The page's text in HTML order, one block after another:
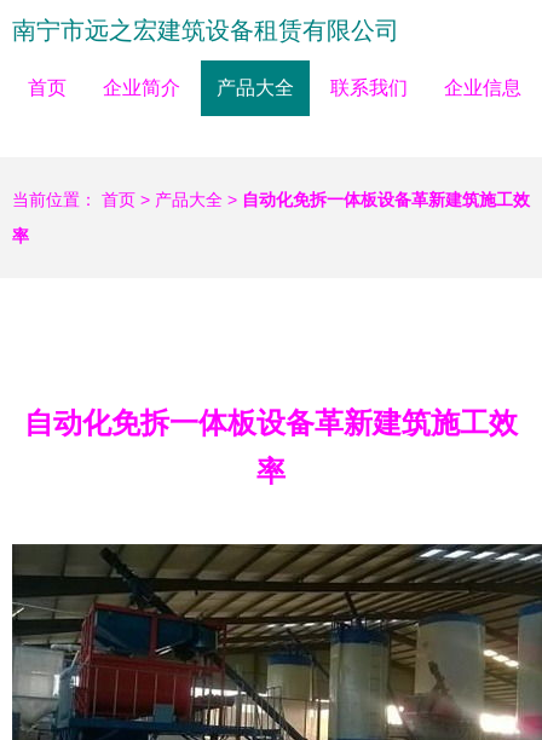
南宁市远之宏建筑设备租赁有限公司
首页 企业简介 产品大全 联系我们 企业信息
当前位置： 首页 > 产品大全 > 自动化免拆一体板设备革新建筑施工效
率
自动化免拆一体板设备革新建筑施工效
率